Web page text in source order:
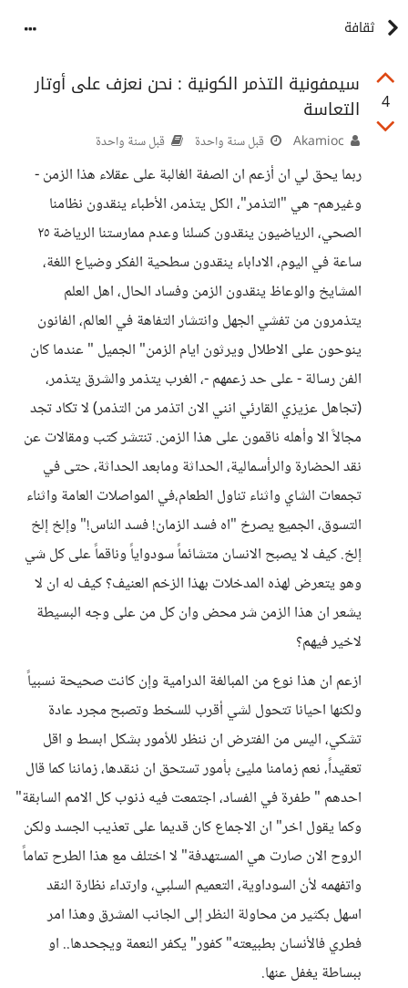
ثقافة
4
سيمفونية التذمر الكونية : نحن نعزف على أوتار
التعاسة
قبل سنة واحدة قبل سنة واحدة
ربما يحق لي ان أزعم ان الصفة الغالبة على عقلاء هذا الزمن -
وغيرهم- هي "التذمر"، الكل يتذمر، الأطباء ينقدون نظامنا
الصحي، الرياضيون ينقدون كسلنا وعدم ممارستنا الرياضة ٢٥
ساعة في اليوم، الاداباء ينقدون سطحية الفكر وضياع اللغة،
المشايخ والوعاظ ينقدون الزمن وفساد الحال، اهل العلم
يتذمرون من تفشي الجهل وانتشار التفاهة في العالم، الفانون
ينوحون على الاطلال ويرثون ايام الزمن" الجميل " عندما كان
الفن رسالة - على حد زعمهم -، الغرب يتذمر والشرق يتذمر،
(تجاهل عزيزي القارئي انني الان اتذمر من التذمر) لا تكاد تجد
مجالاََ الا وأهله ناقمون على هذا الزمن. تنتشر كتب ومقالات عن
نقد الحضارة والرأسمالية، الحداثة ومابعد الحداثة، حتى في
تجمعات الشاي واثناء تناول الطعام،في المواصلات العامة واثناء
التسوق، الجميع يصرخ "اه فسد الزمان! فسد الناس!" وإلخ إلخ
إلخ. كيف لا يصبح الانسان متشائماََ سودواياََ وناقماً على كل شي
وهو يتعرض لهذه المدخلات بهذا الزخم العنيف؟ كيف له ان لا
يشعر ان هذا الزمن شر محض وان كل من على وجه البسيطة
لاخير فيهم؟
ازعم ان هذا نوع من المبالغة الدرامية وإن كانت صحيحة نسبياً
ولكنها احيانا تتحول لشي أقرب للسخط وتصبح مجرد عادة
تشكي، اليس من الفترض ان ننظر للأمور بشكل ابسط و اقل
تعقيداً، نعم زمامنا مليئ بأمور تستحق ان ننقدها، زماننا كما قال
احدهم " طفرة في الفساد، اجتمعت فيه ذنوب كل الامم السابقة"
وكما يقول اخر" ان الاجماع كان قديما على تعذيب الجسد ولكن
الروح الان صارت هي المستهدفة" لا اختلف مع هذا الطرح تماماً
واتفهمه لأن السوداوية، التعميم السلبي، وارتداء نظارة النقد
اسهل بكثير من محاولة النظر إلى الجانب المشرق وهذا امر
فطري فالأنسان بطبيعته" كفور" يكفر النعمة ويجحدها.. او
ببساطة يغفل عنها.